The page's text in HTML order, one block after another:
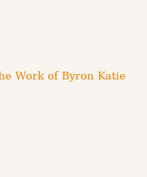
Work of Byron Katie